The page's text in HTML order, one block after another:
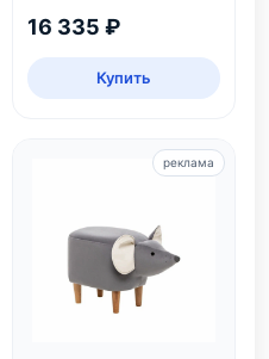
нагрузка 130 кг
16 335 ₽
Купить
реклама